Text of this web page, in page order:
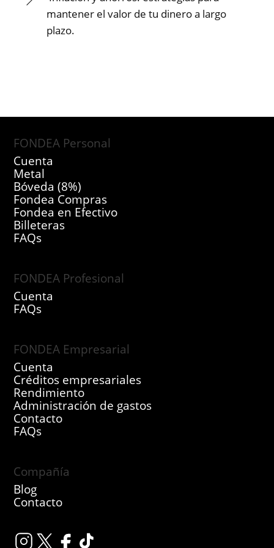
mantener el valor de tu dinero a largo
plazo.
FONDEA Personal
Cuenta
Metal
Bóveda (8%)
Fondea Compras
Fondea en Efectivo
Billeteras
FAQs
FONDEA Profesional
Cuenta
FAQs
FONDEA Empresarial
Cuenta
Créditos empresariales
Rendimiento
Administración de gastos
Contacto
FAQs
Compañía
Blog
Contacto